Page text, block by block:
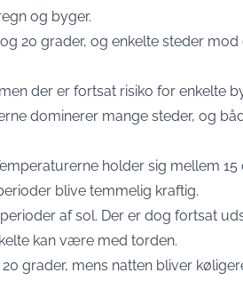
og byger.
20 grader, og enkelte steder mod
der er fortsat risiko for enkelte
dominerer mange steder, og
holder sig mellem 15
blive temmelig kraftig.
af sol. Der er dog fortsat
kan være med torden.
grader, mens natten bliver